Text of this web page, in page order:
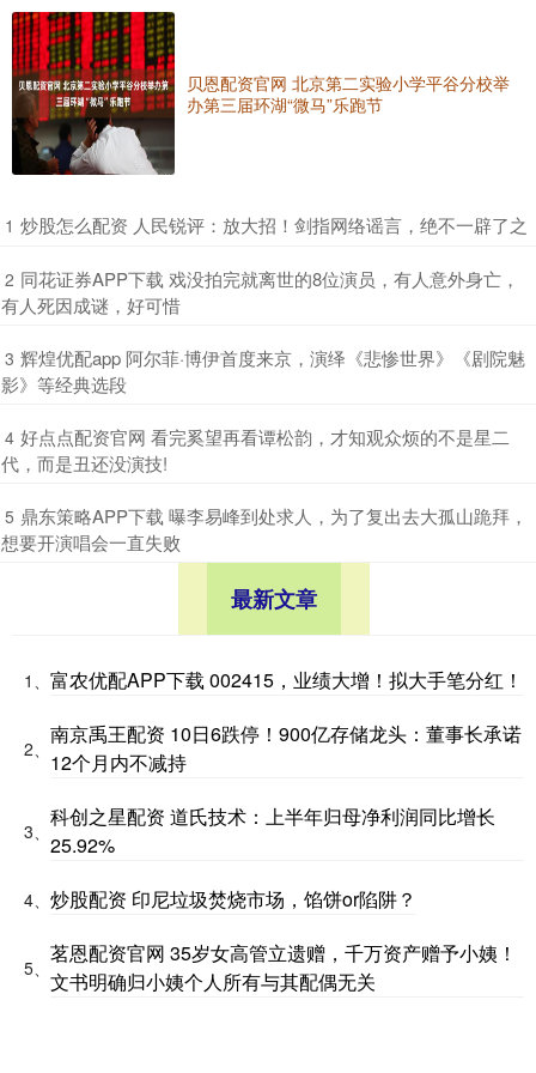
贝恩配资官网 北京第二实验小学平谷分校举
办第三届环湖“微马”乐跑节
1 ​炒股怎么配资 人民锐评：放大招！剑指网络谣言，绝不一辟了之
2 ​同花证券APP下载 戏没拍完就离世的8位演员，有人意外身亡，
有人死因成谜，好可惜
3 ​辉煌优配app 阿尔菲·博伊首度来京，演绎《悲惨世界》《剧院魅
影》等经典选段
4 ​好点点配资官网 看完奚望再看谭松韵，才知观众烦的不是星二
代，而是丑还没演技!
5 ​鼎东策略APP下载 曝李易峰到处求人，为了复出去大孤山跪拜，
想要开演唱会一直失败
最新文章
1、 富农优配APP下载 002415，业绩大增！拟大手笔分红！
2、
南京禹王配资 10日6跌停！900亿存储龙头：董事长承诺
12个月内不减持
3、
科创之星配资 道氏技术：上半年归母净利润同比增长
25.92%
4、 炒股配资 印尼垃圾焚烧市场，馅饼or陷阱？
5、
茗恩配资官网 35岁女高管立遗赠，千万资产赠予小姨！
文书明确归小姨个人所有与其配偶无关